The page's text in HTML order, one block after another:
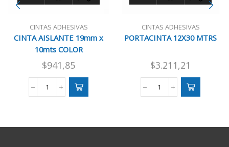
CINTAS ADHESIVAS
CINTA AISLANTE 19mm x
10mts COLOR
$941,85
CINTA
10mts
CINTAS ADHESIVAS
PORTACINTA 12X30 MTRS
$3.211,21
PORTACINTA